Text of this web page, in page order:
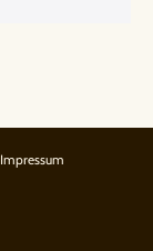
Impressum